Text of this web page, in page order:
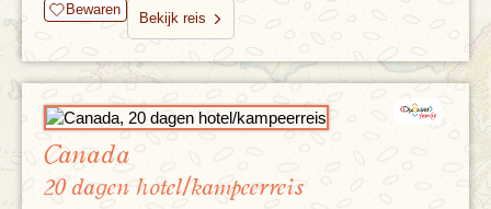
Bewaren
Bekijk reis
Canada
20 dagen hotel/kampeerreis